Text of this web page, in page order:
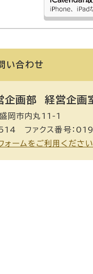
い合わせ
企画部 経営企画
市内丸11-1
ファクス番号：
ームをご利用ください